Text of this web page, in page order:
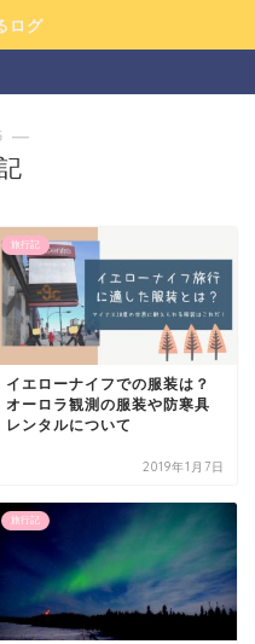
ログ
―
旅行記
イエローナイフでの服装は？
オーロラ観測の服装や防寒具
レンタルについて
2019年1月7日
旅行記